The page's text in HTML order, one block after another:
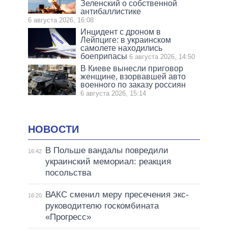
Зеленский о собственной
антибаллистике
6 августа 2026, 16:08
Инцидент с дроном в
Лейпциге: в украинском
самолете находились
боеприпасы 6 августа 2026, 14:50
В Киеве вынесли приговор
женщине, взорвавшей авто
военного по заказу россиян
6 августа 2026, 15:14
НОВОСТИ
16:42
В Польше вандалы повредили
украинский мемориал: реакция
посольства
16:20
ВАКС сменил меру пресечения экс-
руководителю госкомбината
«Прогресс»